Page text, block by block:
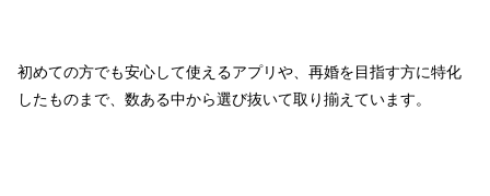
初めての方でも安心して使えるアプリや、再婚を目指す方に特化
したものまで、数ある中から選び抜いて取り揃えています。